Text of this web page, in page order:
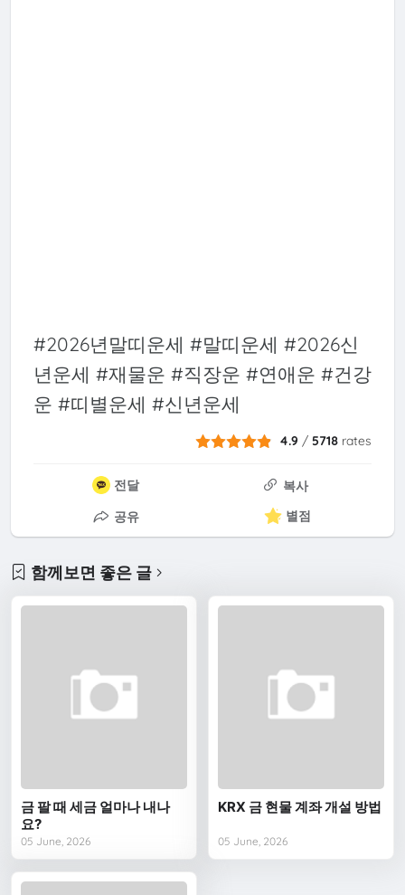
#2026년말띠운세 #말띠운세 #2026신
년운세 #재물운 #직장운 #연애운 #건강
운 #띠별운세 #신년운세
4.9 /5718 rates
전달
복사
공유
별점
함께보면 좋은 글
금 팔 때 세금 얼마나 내나
요?
05 June, 2026
KRX 금 현물 계좌 개설 방법
05 June, 2026